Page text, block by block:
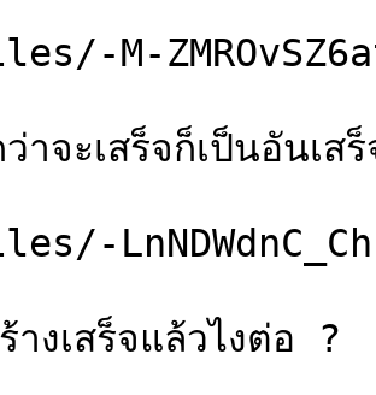
M-
าจะเสร็จก็เป็นอันเส
งเสร็จแล้วไงต่อ ?